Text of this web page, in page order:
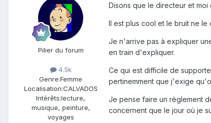
Pilier du forum
4.5k
Genre:Femme
Localisation:CALVADOS
Intérêts:lecture,
musique, peinture,
voyages
Disons que le directeur et
Il est plus cool et le bruit ne le
Je n'arrive pas à expliquer
en train d'expliquer.
Ce qui est difficile de
pertinemment que j'exige
Je pense faire un règlement
concernent que le jour où je